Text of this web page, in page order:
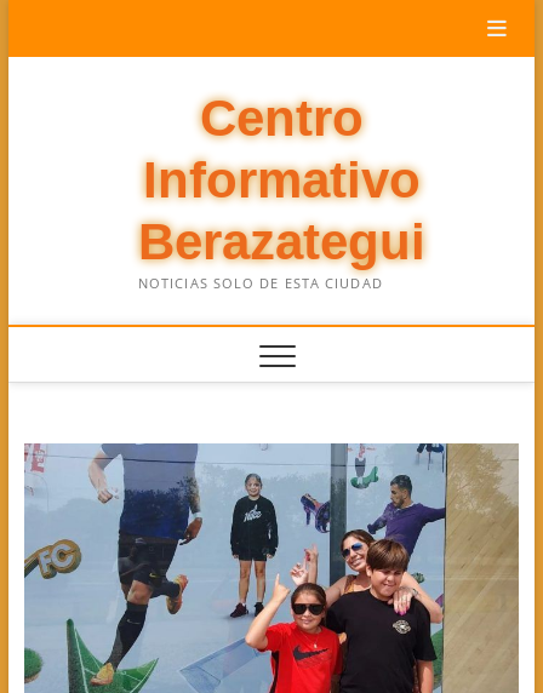
Centro
Informativo
Berazategui
NOTICIAS SOLO DE ESTA CIUDAD